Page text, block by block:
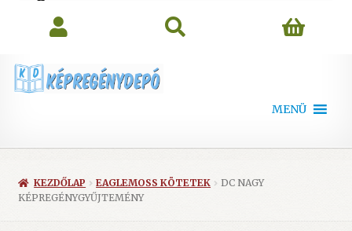
MENÜ
KEZDŐLAP EAGLEMOSS KÖTETEK
DC NAGY
KÉPREGÉNYGYŰJTEMÉNY